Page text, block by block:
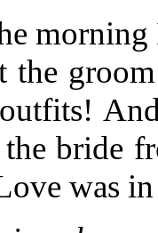
morning
the
the bride
was